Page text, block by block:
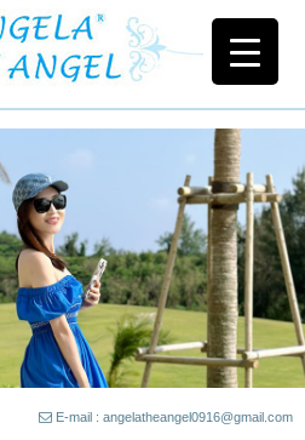
E-mail : angelatheangel0916@gmail.com